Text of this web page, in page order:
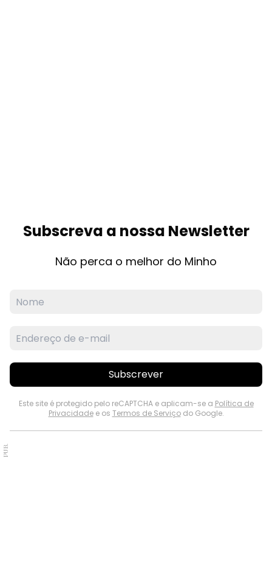
Subscreva a nossa Newsletter
Não perca o melhor do Minho
Subscrever
Este site é protegido pelo reCAPTCHA e aplicam-se a Política de
Privacidadee os Termos de Serviçodo Google.
PUB.